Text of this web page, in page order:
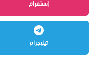
إنستغرام
تيليجرام